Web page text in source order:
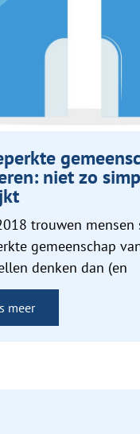
niet zo
trouwen mensen
gemeenschap
denken dan (en
meer